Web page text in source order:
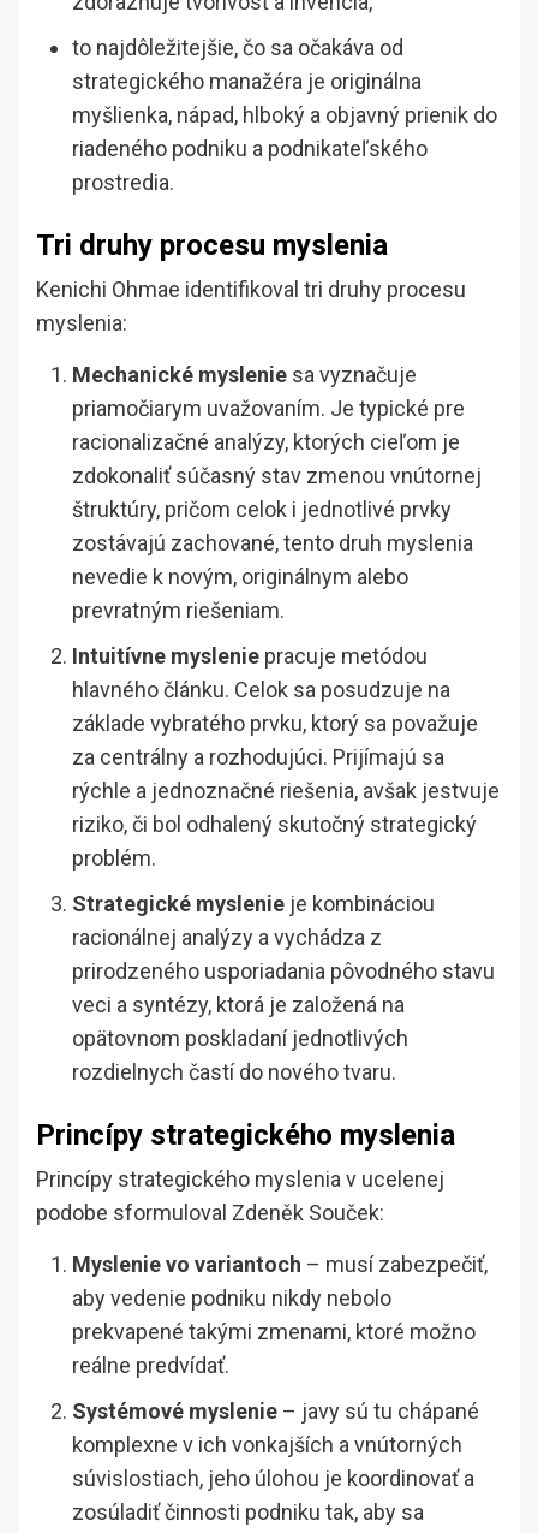
to najdôležitejšie, čo sa očakáva od
strategického manažéra je originálna
myšlienka, nápad, hlboký a objavný prienik do
riadeného podniku a podnikateľského
prostredia.
Tri druhy procesu myslenia
Kenichi Ohmae identifikoval tri druhy procesu
myslenia:
Mechanické myslenie sa vyznačuje
priamočiarym uvažovaním. Je typické pre
racionalizačné analýzy, ktorých cieľom je
zdokonaliť súčasný stav zmenou vnútornej
štruktúry, pričom celok i jednotlivé prvky
zostávajú zachované, tento druh myslenia
nevedie k novým, originálnym alebo
prevratným riešeniam.
Intuitívne myslenie pracuje metódou
hlavného článku. Celok sa posudzuje na
základe vybratého prvku, ktorý sa považuje
za centrálny a rozhodujúci. Prijímajú sa
rýchle a jednoznačné riešenia, avšak jestvuje
riziko, či bol odhalený skutočný strategický
problém.
Strategické myslenie je kombináciou
racionálnej analýzy a vychádza z
prirodzeného usporiadania pôvodného stavu
veci a syntézy, ktorá je založená na
opätovnom poskladaní jednotlivých
rozdielnych častí do nového tvaru.
Princípy strategického myslenia
Princípy strategického myslenia v ucelenej
podobe sformuloval Zdeněk Souček:
Myslenie vo variantoch – musí zabezpečiť,
aby vedenie podniku nikdy nebolo
prekvapené takými zmenami, ktoré možno
reálne predvídať.
Systémové myslenie – javy sú tu chápané
komplexne v ich vonkajších a vnútorných
súvislostiach, jeho úlohou je koordinovať a
zosúladiť činnosti podniku tak, aby sa